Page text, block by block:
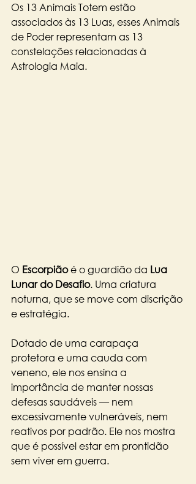
Os 13 Animais Totem estão
associados às 13 Luas, esses Animais
de Poder representam as 13
constelações relacionadas à
Astrologia Maia.
O Escorpião é o guardião da Lua
Lunar do Desafio. Uma criatura
noturna, que se move com discrição
e estratégia.
Dotado de uma carapaça
protetora e uma cauda com
veneno, ele nos ensina a
importância de manter nossas
defesas saudáveis — nem
excessivamente vulneráveis, nem
reativos por padrão. Ele nos mostra
que é possível estar em prontidão
sem viver em guerra.